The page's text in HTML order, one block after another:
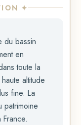
✦
du bassin
en
toute la
altitude
fine. La
patrimoine